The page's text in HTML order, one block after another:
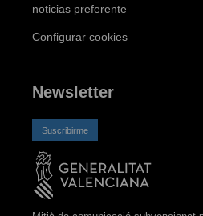
noticias preferente
Configurar cookies
Newsletter
Suscribirme